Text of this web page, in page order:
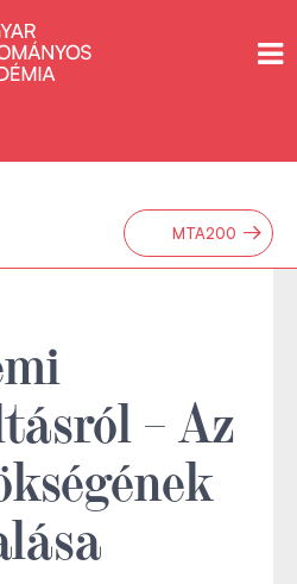
MTA200 →
– Az